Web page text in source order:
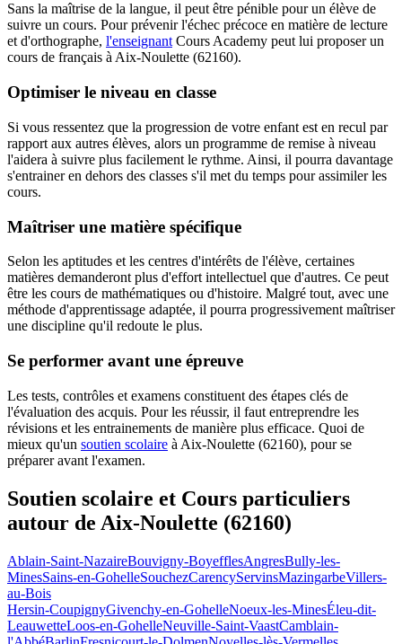
Sans la maîtrise de la langue, il peut être pénible pour un élève de
suivre un cours. Pour prévenir l'échec précoce en matière de lecture
et d'orthographe, l'enseignantCours Academy peut lui proposer un
cours de français à Aix-Noulette (62160).
Optimiser le niveau en classe
Si vous ressentez que la progression de votre enfant est en recul par
rapport aux autres élèves, alors un programme de remise à niveau
l'aidera à suivre plus facilement le rythme. Ainsi, il pourra davantage
s'entrainer en dehors des classes s'il met du temps pour assimiler les
cours.
Maîtriser une matière spécifique
Selon les aptitudes et les centres d'intérêts de l'élève, certaines
matières demanderont plus d'effort intellectuel que d'autres. Ce peut
être les cours de mathématiques ou d'histoire. Malgré tout, avec une
méthode d'apprentissage adaptée, il pourra progressivement maîtriser
une discipline qu'il redoute le plus.
Se performer avant une épreuve
Les tests, contrôles et examens constituent des étapes clés de
l'évaluation des acquis. Pour les réussir, il faut entreprendre les
révisions et les entrainements de manière plus efficace. Quoi de
mieux qu'un soutien scolaire à Aix-Noulette (62160), pour se
préparer avant l'examen.
Soutien scolaire et Cours particuliers
autour de Aix-Noulette (62160)
Ablain-Saint-NazaireBouvigny-BoyefflesAngresBully-les-
MinesSains-en-GohelleSouchezCarencyServinsMazingarbeVillers-
au-Bois
Hersin-CoupignyGivenchy-en-GohelleNoeux-les-MinesÉleu-dit-
LeauwetteLoos-en-GohelleNeuville-Saint-VaastCamblain-